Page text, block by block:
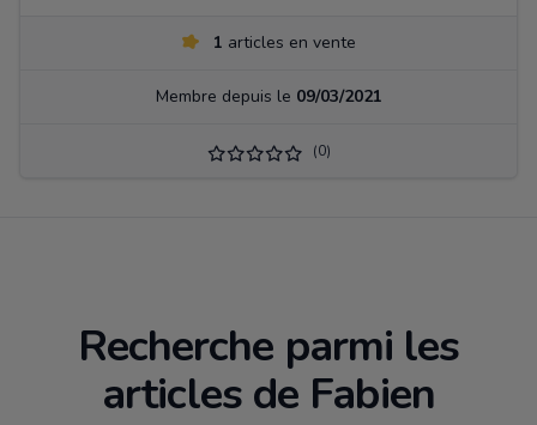
1 articles en vente
Membre depuis le 09/03/2021
(0)
Recherche parmi les
articles de Fabien